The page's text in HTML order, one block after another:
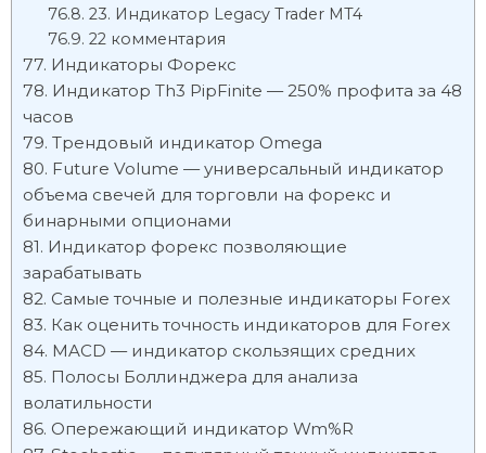
23. Индикатор Legacy Trader MT4
22 комментария
Индикаторы Форекс
Индикатор Th3 PipFinite — 250% профита за 48
часов
Трендовый индикатор Omega
Future Volume — универсальный индикатор
объема свечей для торговли на форекс и
бинарными опционами
Индикатор форекс позволяющие
зарабатывать
Самые точные и полезные индикаторы Forex
Как оценить точность индикаторов для Forex
MACD — индикатор скользящих средних
Полосы Боллинджера для анализа
волатильности
Опережающий индикатор Wm%R